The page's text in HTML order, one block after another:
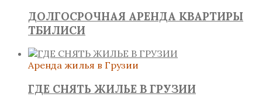
ДОЛГОСРОЧНАЯ АРЕНДА КВАРТИРЫ
ТБИЛИСИ
Аренда жилья в Грузии
ГДЕ СНЯТЬ ЖИЛЬЕ В ГРУЗИИ